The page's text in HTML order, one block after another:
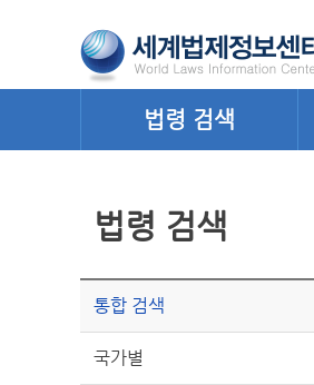
법령 검색
법령 검색
통합 검색
국가별